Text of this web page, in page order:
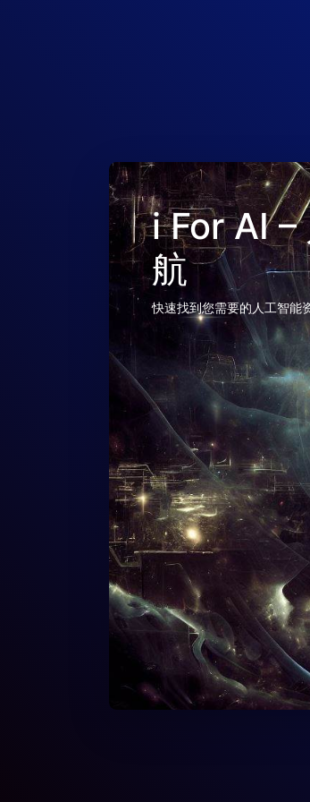
i For AI –
航
快速找到您需要的人工智能